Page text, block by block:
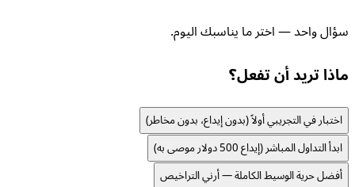
سؤال واحد — اختر ما يناسبك اليوم.
ماذا تريد أن تفعل؟
اختبار في التجريبي أولاً (بدون إيداع، بدون مخاطر)
ابدأ التداول المباشر (إيداع 500 دولار موصى به)
أفضل حرية الوسيط الكاملة — أرني التراخيص